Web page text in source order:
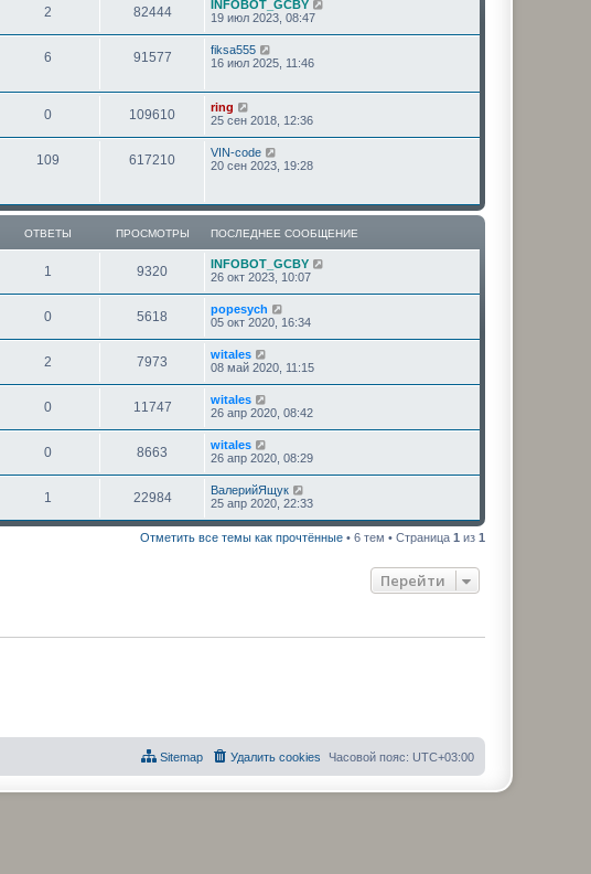
2 82444
INFOBOT_GCBY
19 июл 2023, 08:47
6 91577
fiksa555
16 июл 2025, 11:46
0 109610
ring
25 сен 2018, 12:36
109 617210
VIN-code
20 сен 2023, 19:28
ОТВЕТЫ ПРОСМОТРЫ ПОСЛЕДНЕЕ СООБЩЕНИЕ
1 9320
INFOBOT_GCBY
26 окт 2023, 10:07
0 5618
popesych
05 окт 2020, 16:34
2 7973
witales
08 май 2020, 11:15
0 11747
witales
26 апр 2020, 08:42
0 8663
witales
26 апр 2020, 08:29
1 22984
ВалерийЯщук
25 апр 2020, 22:33
Отметить все темы как прочтённые • 6 тем • Страница 1 из 1
Перейти
Часовой пояс: UTC+03:00
Удалить cookies
Sitemap